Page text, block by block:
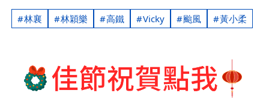
林襄 林穎樂 高鐵 Vicky 颱風 黃小柔